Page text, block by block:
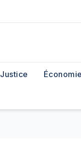
Justice Économie